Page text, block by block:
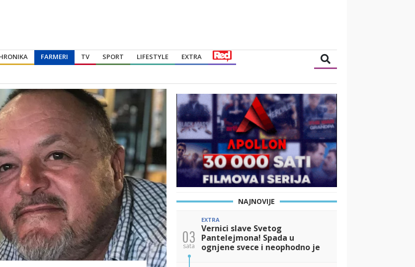
FARMERI TV SPORT LIFESTYLE EXTRA
NAJNOVIJE
03
sata
EXTRA
Vernici slave Svetog
Pantelejmona! Spada u
ognjene svece i neophodno je